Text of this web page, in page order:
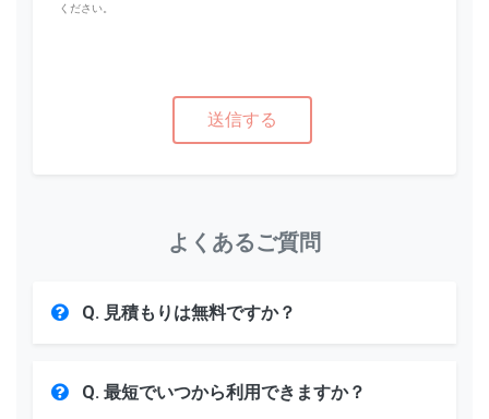
ください。
よくあるご質問
Q. 見積もりは無料ですか？
Q. 最短でいつから利用できますか？